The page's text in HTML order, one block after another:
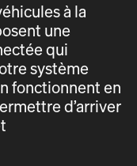
à la
une
qui
système
fonctionnent en
d’arriver